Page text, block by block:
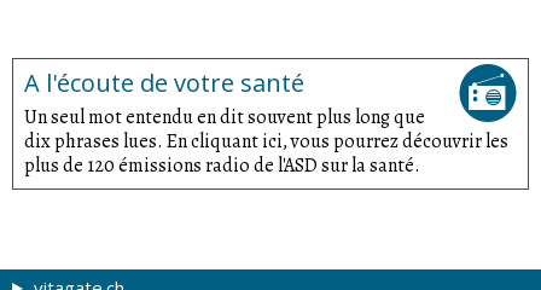
A l'écoute de votre santé
Un seul mot entendu en dit souvent plus long que
dix phrases lues. En cliquant ici, vous pourrez découvrir les
plus de 120 émissions radio de l'ASD sur la santé.